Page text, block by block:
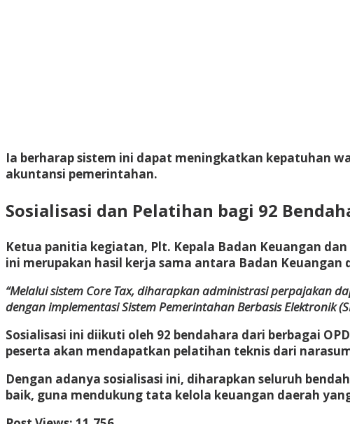
Ia berharap sistem ini dapat meningkatkan kepatuhan
akuntansi pemerintahan.
Sosialisasi dan Pelatihan bagi 92
Ketua panitia kegiatan, Plt. Kepala Badan Keuangan
ini merupakan hasil kerja sama antara Badan Keuangan
“Melalui sistem Core Tax, diharapkan administrasi perpajakan
dengan implementasi Sistem Pemerintahan Berbasis Elektronik
Sosialisasi ini diikuti oleh 92 bendahara dari berbagai
peserta akan mendapatkan pelatihan teknis dari
Dengan adanya sosialisasi ini, diharapkan seluruh
baik, guna mendukung tata kelola keuangan daerah